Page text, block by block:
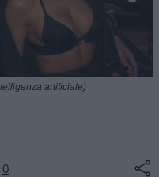
0
artificiale)